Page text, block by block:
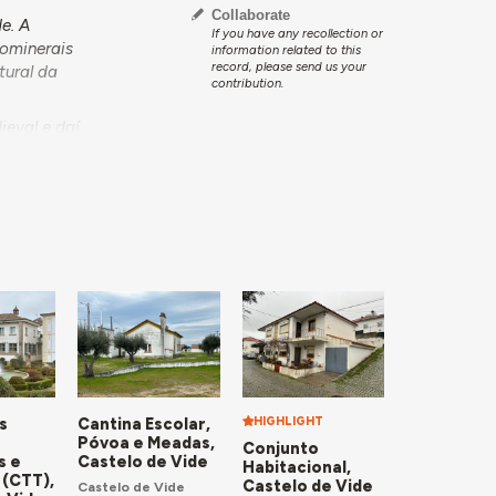
A
da
e daí
a
aves,
no
pormenor
de Casas
Piscina
Collaborate
If you have any recollection or
information related to this
record, please send us your
contribution.
e
Cantina Escolar,
Póvoa e Meadas,
Castelo de Vide
Castelo de Vide
HIGHLIGHT
Conjunto
Habitacional,
Castelo de Vide